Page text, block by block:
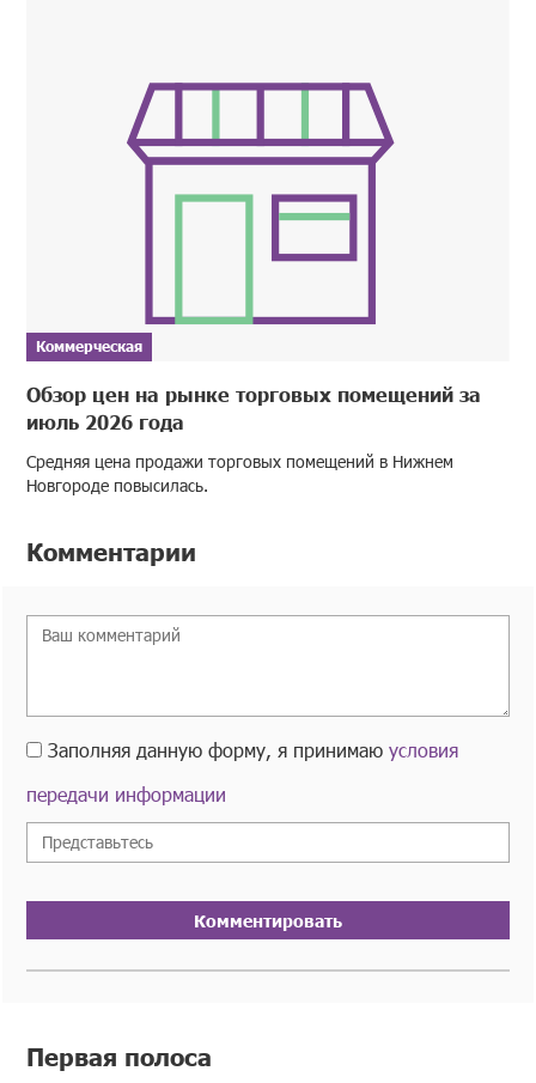
Коммерческая
Обзор цен на рынке торговых помещений за
июль 2026 года
Средняя цена продажи торговых помещений в Нижнем
Новгороде повысилась.
Комментарии
Заполняя данную форму, я принимаюусловия
передачи информации
Комментировать
Первая полоса